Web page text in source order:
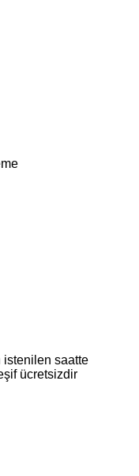
istenilen saatte
ücretsizdir